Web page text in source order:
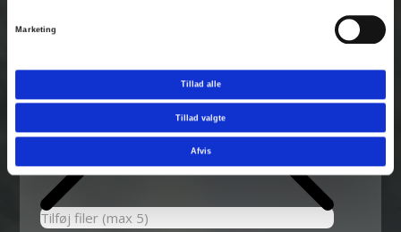
Marketing
Tillad alle
Tillad valgte
Afvis
Tilføj filer (max 5)